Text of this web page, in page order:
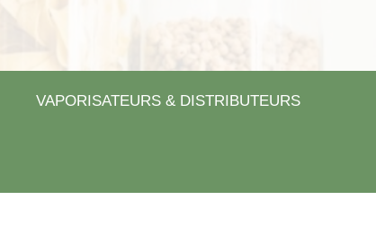
VAPORISATEURS & DISTRIBUTEURS